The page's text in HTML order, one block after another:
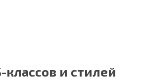
классов и стилей